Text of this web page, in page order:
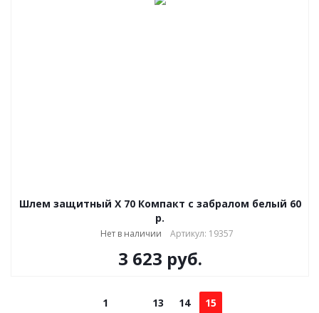
Шлем защитный Х 70 Компакт с забралом белый 60
р.
Нет в наличии Артикул: 19357
3 623 руб.
1 13 14 15